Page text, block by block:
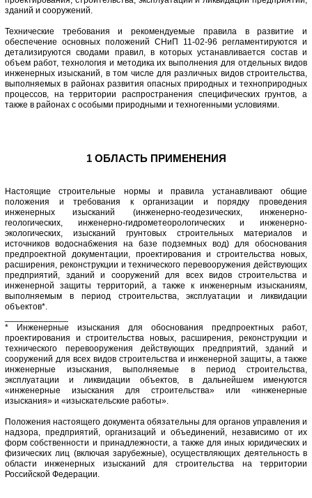
зданий и сооружений.
Технические требования и рекомендуемые правила в развитие и
обеспечение основных положений СНиП 11-02-96 регламентируются и
детализируются сводами правил, в которых устанавливается состав и
объем работ, технология и методика их выполнения для отдельных видов
инженерных изысканий, в том числе для различных видов строительства,
выполняемых в районах развития опасных природных и техноприродных
процессов, на территории распространения специфических грунтов, а
также в районах с особыми природными и техногенными условиями.
1 ОБЛАСТЬ ПРИМЕНЕНИЯ
Настоящие строительные нормы и правила устанавливают общие
положения и требования к организации и порядку проведения
инженерных изысканий (инженерно-геодезических, инженерно-
геологических, инженерно-гидрометеорологических и инженерно-
экологических, изысканий грунтовых строительных материалов и
источников водоснабжения на базе подземных вод) для обоснования
предпроектной документации, проектирования и строительства новых,
расширения, реконструкции и технического перевооружения действующих
предприятий, зданий и сооружений для всех видов строительства и
инженерной защиты территорий, а также к инженерным изысканиям,
выполняемым в период строительства, эксплуатации и ликвидации
объектов*.
* Инженерные изыскания для обоснования предпроектных работ,
проектирования и строительства новых, расширения, реконструкции и
технического перевооружения действующих предприятий, зданий и
сооружений для всех видов строительства и инженерной защиты, а также
инженерные изыскания, выполняемые в период строительства,
эксплуатации и ликвидации объектов, в дальнейшем именуются
«инженерные изыскания для строительства» или «инженерные
изыскания» и «изыскательские работы».
Положения настоящего документа обязательны для органов управления и
надзора, предприятий, организаций и объединений, независимо от их
форм собственности и принадлежности, а также для иных юридических и
физических лиц (включая зарубежные), осуществляющих деятельность в
области инженерных изысканий для строительства на территории
Российской Федерации.